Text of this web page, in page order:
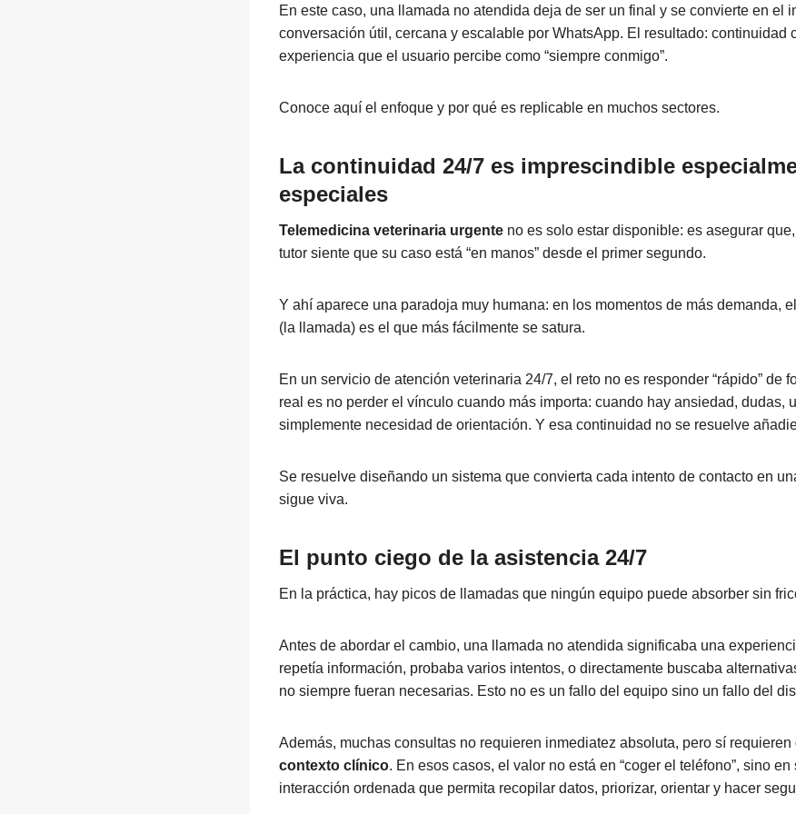
En este caso, una llamada no atendida deja de ser un final y se convierte en el
conversación útil, cercana y escalable por WhatsApp. El resultado: continuidad
experiencia que el usuario percibe como “siempre conmigo”.
Conoce aquí el enfoque y por qué es replicable en muchos sectores.
La continuidad 24/7 es imprescindible
especiales
Telemedicina veterinaria urgente no es solo estar disponible: es asegurar
tutor siente que su caso está “en manos” desde el primer segundo.
Y ahí aparece una paradoja muy humana: en los momentos de más demanda,
(la llamada) es el que más fácilmente se satura.
En un servicio de atención veterinaria 24/7, el reto no es responder “rápido” de
real es no perder el vínculo cuando más importa: cuando hay ansiedad, dudas,
simplemente necesidad de orientación. Y esa continuidad no se resuelve
Se resuelve diseñando un sistema que convierta cada intento de contacto en
sigue viva.
El punto ciego de la asistencia 24/7
En la práctica, hay picos de llamadas que ningún equipo puede absorber sin
Antes de abordar el cambio, una llamada no atendida significaba una
repetía información, probaba varios intentos, o directamente buscaba
no siempre fueran necesarias. Esto no es un fallo del equipo sino un fallo del
Además, muchas consultas no requieren inmediatez absoluta, pero sí requieren
contexto clínico. En esos casos, el valor no está en “coger el teléfono”, sino en
interacción ordenada que permita recopilar datos, priorizar, orientar y hacer